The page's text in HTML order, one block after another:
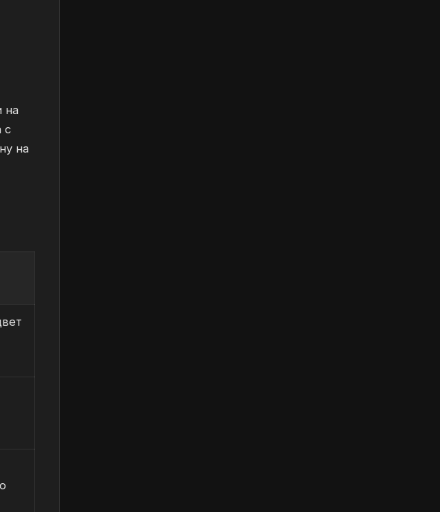
на
с
на